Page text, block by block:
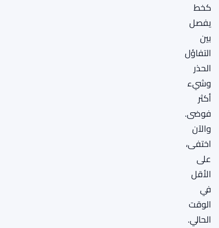
كخط
يفصل
بين
التفاؤل
الحذر
وشيء
أكثر
فوضى.
والآن
اختفى،
على
الأقل
في
الوقت
الحالي.